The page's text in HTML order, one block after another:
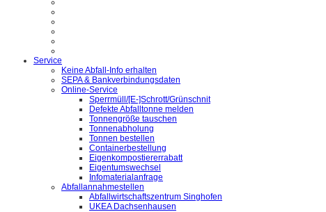
Service
Keine Abfall-Info erhalten
SEPA & Bankverbindungsdaten
Online-Service
Sperrmüll/[E-]Schrott/Grünschnit
Defekte Abfalltonne melden
Tonnengröße tauschen
Tonnenabholung
Tonnen bestellen
Containerbestellung
Eigenkompostiererrabatt
Eigentumswechsel
Infomaterialanfrage
Abfallannahmestellen
Abfallwirtschaftszentrum Singhofen
UKEA Dachsenhausen